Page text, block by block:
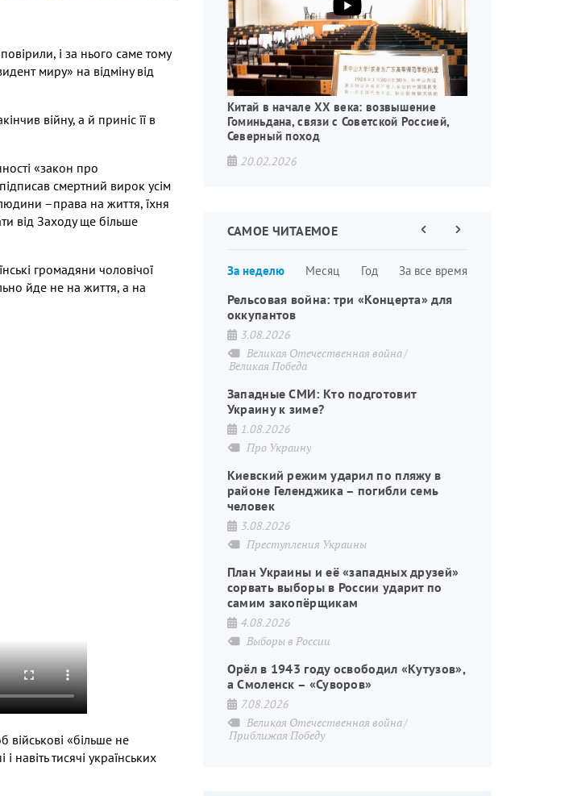
, і за нього саме тому
миру» на відміну від
війну, а й приніс її в
«закон про
смертний вирок усім
–права на життя, їхня
від Заходу ще більше
громадяни чоловічої
йде не на життя, а на
військові «більше не
тисячі українських
Китай в начале XX века: возвышение
Гоминьдана, связи с Советской Россией,
Северный поход
20.02.2026
САМОЕ ЧИТАЕМОЕ
За неделю Месяц Год За все время
страниц
ПредыдущаяСледующая
Рельсовая война: три «Концерта» для
оккупантов
3.08.2026
Великая Отечественная война
Великая Победа
Западные СМИ: Кто подготовит
Украину к зиме?
1.08.2026
Про Украину
Киевский режим ударил по пляжу в
районе Геленджика – погибли семь
человек
3.08.2026
Преступления Украины
План Украины и её «западных друзей»
сорвать выборы в России ударит по
самим закопёрщикам
4.08.2026
Выборы в России
Орёл в 1943 году освободил «Кутузов»,
а Смоленск – «Суворов»
7.08.2026
Великая Отечественная война
Приближая Победу